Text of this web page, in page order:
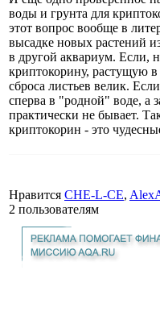
воды и грунта для
этот вопрос вообще в
высадке новых растений
в другой аквариум. Если,
криптокорину, растущую
сброса листьев велик.
сперва в "родной" воде, а
практически не бывает.
криптокорин - это
Нравится CHE-L-CE,
2 пользователям